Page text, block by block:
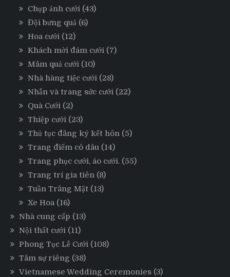
Chụp ảnh cưới (43)
Đội bưng quả (6)
Hoa cưới (12)
Khách mời đám cưới (7)
Mâm quả cưới (10)
Nhà hàng tiệc cưới (28)
Nhẫn và trang sức cưới (22)
Quà Cưới (2)
Thiệp cưới (23)
Thủ tục đăng ký kết hôn (5)
Trang điểm cô dâu (14)
Trang phục cưới, áo cưới. (55)
Trang trí gia tiên (8)
Tuần Trăng Mật (13)
Xe Hoa (16)
Nhà cung cấp (13)
Nội thất cưới (11)
Phong Tục Lễ Cưới (108)
Tâm sự riêng (38)
Vietnamese Wedding Ceremonies (3)